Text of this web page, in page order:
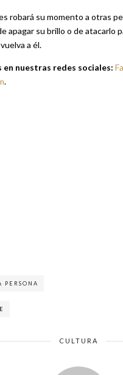
robará su momento a otras
apagar su brillo o de atacarlo
a él.
en nuestras redes sociales:
.
PERSONA
CULTURA